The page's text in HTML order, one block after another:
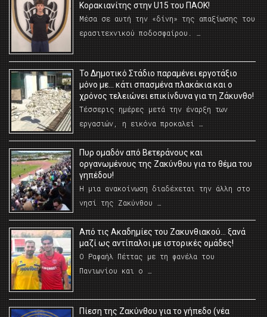
Κορακιανίτης στην U15 του ΠΑΟΚ!
Μέσα σε αυτή την «δίνη» της απαξίωσης του
ερασιτεχνικού ποδοσφαίρου. …
Το Δημοτικό Στάδιο παραμένει εργοτάξιο
μόνο με… κάτι σπασμένα πλακάκια και ο
χρόνος τελειώνει επικίνδυνα για τη Ζάκυνθο!
Τέσσερις ημέρες μετά την έναρξη των
εργασιών, η εικόνα προκαλεί …
Πυρ ομαδόν από Βετεράνους και
οργανωμένους της Ζακύνθου για το θέμα του
γηπέδου!
Η μια ανακοίνωση διαδέχεται την άλλη στο
νησί της Ζακύνθου …
Από τις Ακαδημίες του Ζακυνθιακού… ξανά
μαζί ως αντίπαλοι με ιστορικές ομάδες!
Ο Ραφαήλ Πέττας με τη φανέλα του
Πανιωνίου και ο …
Πίεση της Ζακύνθου για το γήπεδο (νέα